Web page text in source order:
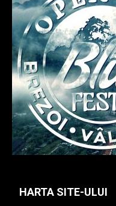
HARTA SITE-ULUI